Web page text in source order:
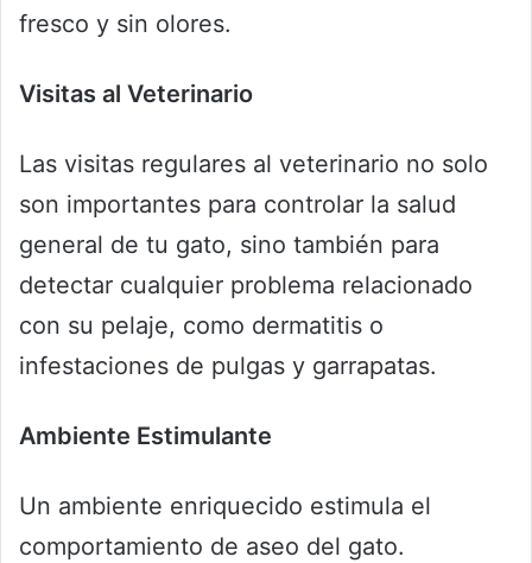
fresco y sin olores.
Visitas al Veterinario
Las visitas regulares al veterinario no solo
son importantes para controlar la salud
general de tu gato, sino también para
detectar cualquier problema relacionado
con su pelaje, como dermatitis o
infestaciones de pulgas y garrapatas.
Ambiente Estimulante
Un ambiente enriquecido estimula el
comportamiento de aseo del gato.